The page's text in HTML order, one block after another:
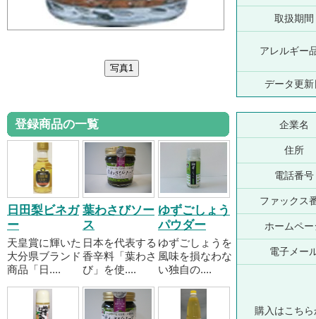
取扱期間
アレルギー
データ更新
登録商品の一覧
日田梨ビネガ
ー
天皇賞に輝いた
大分県ブランド
商品「日....
葉わさびソー
ス
日本を代表する
香辛料「葉わさ
び」を使....
ゆずごしょう
パウダー
ゆずごしょうを
風味を損なわな
い独自の....
企業名
住所
電話番号
ファックス
ホームペー
電子メー
購入はこちら